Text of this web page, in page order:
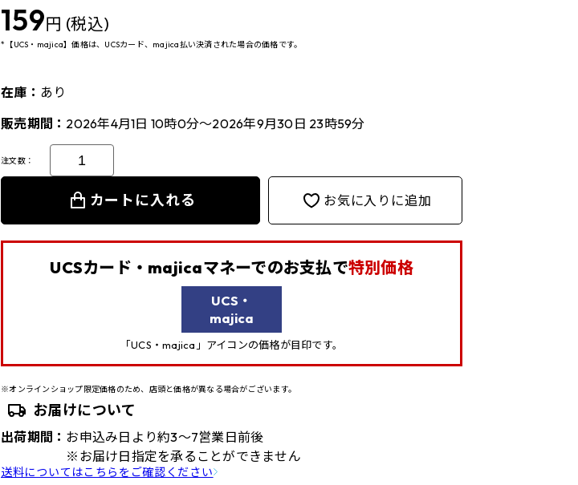
159円 (税込)
*【UCS・majica】価格は、UCSカード、majica払い決済された場合の価格です。
在庫： あり
販売期間： 2026年4月1日 10時0分～2026年9月30日 23時59分
注文数：
カートに入れる お気に入りに追加
UCSカード・majicaマネーでのお支払で特別価格
UCS・
majica
「UCS・majica」アイコンの価格が目印です。
※オンラインショップ限定価格のため、店頭と価格が異なる場合がございます。
お届けについて
出荷期間： お申込み日より約3～7営業日前後
※お届け日指定を承ることができません
送料についてはこちらをご確認ください